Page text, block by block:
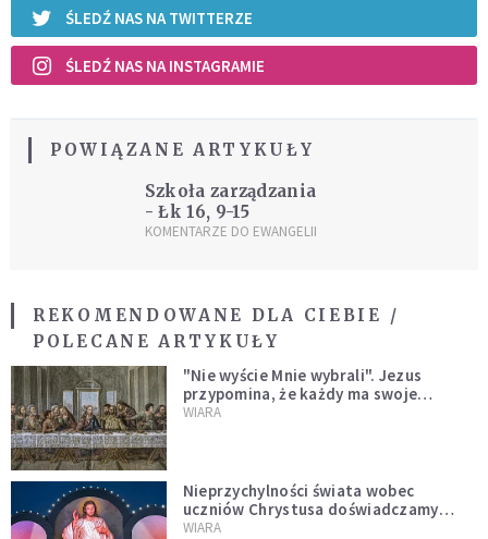
ŚLEDŹ NAS NA TWITTERZE
ŚLEDŹ NAS NA INSTAGRAMIE
POWIĄZANE ARTYKUŁY
Szkoła zarządzania
- Łk 16, 9-15
KOMENTARZE DO EWANGELII
REKOMENDOWANE DLA CIEBIE /
POLECANE ARTYKUŁY
"Nie wyście Mnie wybrali". Jezus
przypomina, że każdy ma swoje
miejsce i swoją misję
WIARA
Nieprzychylności świata wobec
uczniów Chrystusa doświadczamy
wszyscy, również dzisiaj
WIARA